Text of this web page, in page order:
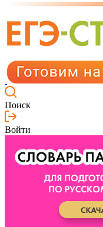
Поиск
Войти